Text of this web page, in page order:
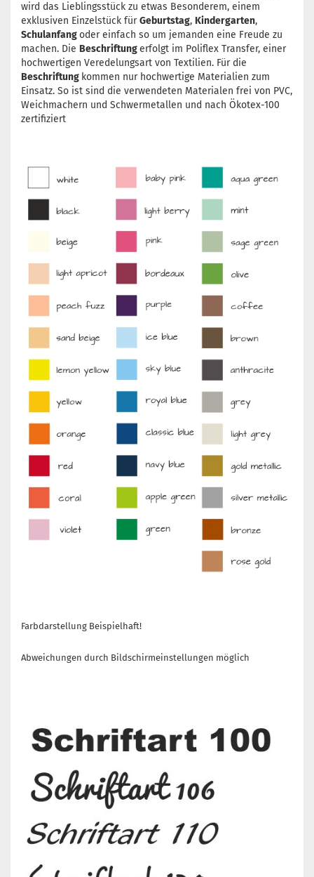
wird das Lieblingsstück zu etwas Besonderem, einem
exklusiven Einzelstück fürGeburtstag, Kindergarten,
Schulanfangoder einfach so um jemanden eine Freude zu
machen. Die Beschriftungerfolgt im Poliflex Transfer, einer
hochwertigen Veredelungsart von Textilien. Für die
Beschriftung kommen nur hochwertige Materialien zum
Einsatz. So ist sind die verwendeten Materialen frei von PVC,
Weichmachern und Schwermetallen und nach Ökotex-100
zertifiziert
Farbdarstellung Beispielhaft!
Abweichungen durch Bildschirmeinstellungen möglich